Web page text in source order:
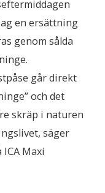
en ersättning
genom sålda
går direkt
och det
skräp i naturen
säger
Maxi